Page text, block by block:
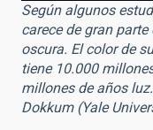
Según algunos
carece de gran
oscura. El color de
tiene 10.000
millones de años
Dokkum (Yale